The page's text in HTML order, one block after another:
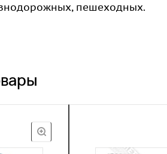
пешеходных.